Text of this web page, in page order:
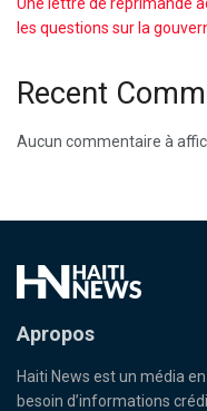
les questions sur la
Recent
Aucun commentaire à
Apropos
Haiti News est un média
besoin d’informations